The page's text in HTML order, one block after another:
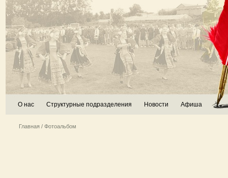
О нас Структурные подразделения Новости Афиша
Главная / Фотоальбом